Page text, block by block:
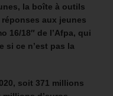
la boîte à outils
aux jeunes
16/18″ de l’Afpa, qui
si ce n’est pas la
soit 371 millions